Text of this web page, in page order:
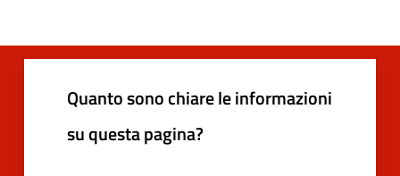
Quanto sono chiare le informazioni
su questa pagina?